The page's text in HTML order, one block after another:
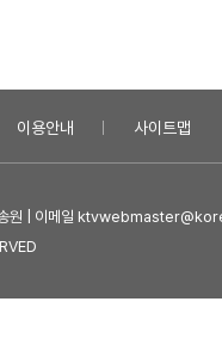
이용안내 사이트맵
송원 | 이메일